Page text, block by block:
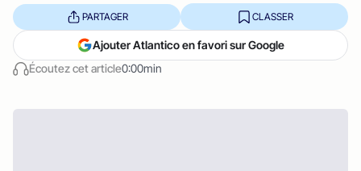
Écoutez cet article0:00min
PARTAGER CLASSER
Ajouter Atlantico en favori sur Google